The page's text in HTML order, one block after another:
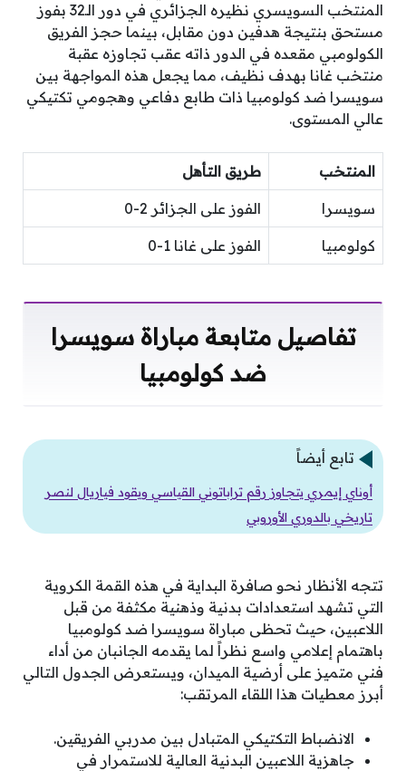
المنتخب السويسري نظيره الجزائري في دور الـ32 بفوز
مستحق بنتيجة هدفين دون مقابل، بينما حجز الفريق
الكولومبي مقعده في الدور ذاته عقب تجاوزه عقبة
منتخب غانا بهدف نظيف، مما يجعل هذه المواجهة بين
سويسرا ضد كولومبيا ذات طابع دفاعي وهجومي تكتيكي
عالي المستوى.
المنتخب طريق التأهل
سويسرا الفوز على الجزائر 2-0
كولومبيا الفوز على غانا 1-0
تفاصيل متابعة مباراة سويسرا
ضد كولومبيا
تابع أيضاً
أوناي إيمري يتجاوز رقم تراباتوني القياسي ويقود فياريال لنصر
تاريخي بالدوري الأوروبي
تتجه الأنظار نحو صافرة البداية في هذه القمة الكروية
التي تشهد استعدادات بدنية وذهنية مكثفة من قبل
اللاعبين، حيث تحظى مباراة سويسرا ضد كولومبيا
باهتمام إعلامي واسع نظراً لما يقدمه الجانبان من أداء
فني متميز على أرضية الميدان، ويستعرض الجدول التالي
أبرز معطيات هذا اللقاء المرتقب:
الانضباط التكتيكي المتبادل بين مدربي الفريقين.
جاهزية اللاعبين البدنية العالية للاستمرار في